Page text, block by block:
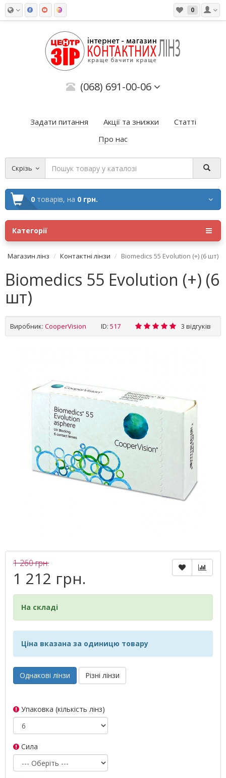
0
(068) 691-00-06
Задати питання Акції та знижки
Статті
Про нас
Скрізь
0 товарів, на 0 грн.
Категорії
Магазин лінз Контактні лінзи Biomedics 55 Evolution (+) (6 шт)
Biomedics 55 Evolution (+) (6
шт)
Виробник: CooperVision ID: 517 3 відгуків
1 260 грн.
1 212 грн.
На складі
Ціна вказана за одиницю товару
Однакові лінзи Різні лінзи
Упаковка (кількість лінз)
Сила